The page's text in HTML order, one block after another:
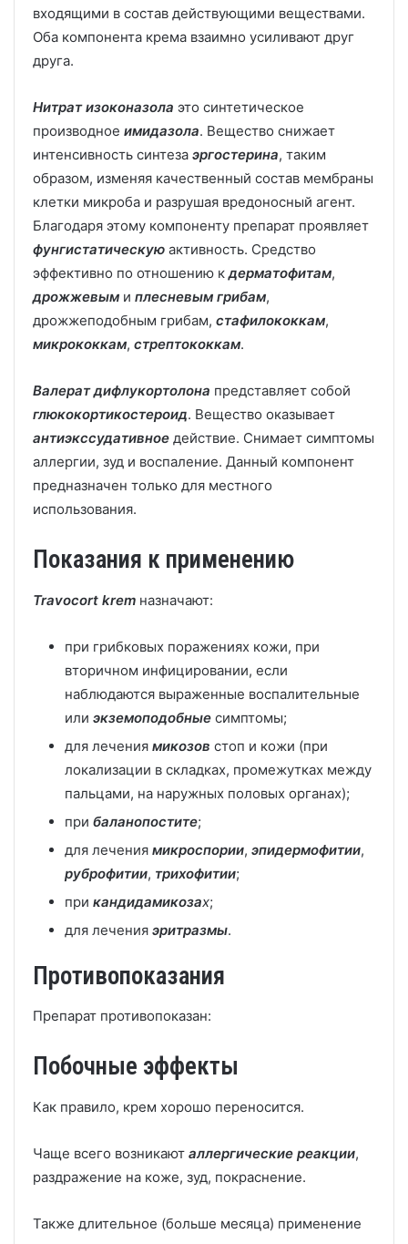
входящими в состав действующими веществами.
Оба компонента крема взаимно усиливают друг
друга.
Нитрат изоконазола это синтетическое
производное имидазола. Вещество снижает
интенсивность синтеза эргостерина, таким
образом, изменяя качественный состав мембраны
клетки микроба и разрушая вредоносный агент.
Благодаря этому компоненту препарат проявляет
фунгистатическую активность. Средство
эффективно по отношению кдерматофитам,
дрожжевым и плесневым грибам,
дрожжеподобным грибам, стафилококкам,
микрококкам, стрептококкам.
Валерат дифлукортолона представляет собой
глюкокортикостероид. Вещество оказывает
антиэкссудативное действие. Снимает симптомы
аллергии, зуд и воспаление. Данный компонент
предназначен только для местного
использования.
Показания к применению
Travocort krem назначают:
при грибковых поражениях кожи, при
вторичном инфицировании, если
наблюдаются выраженные воспалительные
или экземоподобные симптомы;
для лечения микозов стоп и кожи (при
локализации в складках, промежутках между
пальцами, на наружных половых органах);
при баланопостите;
для лечения микроспории, эпидермофитии,
руброфитии, трихофитии;
при кандидамикозах;
для лечения эритразмы.
Противопоказания
Препарат противопоказан:
Побочные эффекты
Как правило, крем хорошо переносится.
Чаще всего возникают аллергические реакции,
раздражение на коже, зуд, покраснение.
Также длительное (больше месяца) применение